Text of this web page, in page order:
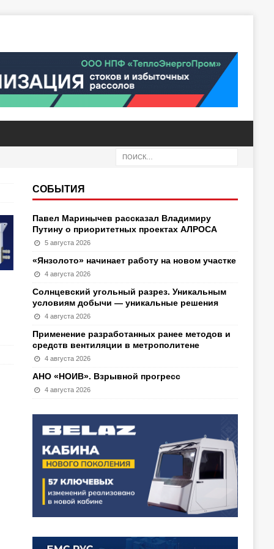
СОБЫТИЯ
Павел Маринычев рассказал Владимиру
Путину о приоритетных проектах АЛРОСА
5 августа 2026
«Янзолото» начинает работу на новом участке
4 августа 2026
Солнцевский угольный разрез. Уникальным
условиям добычи — уникальные решения
4 августа 2026
Применение разработанных ранее методов и
средств вентиляции в метрополитене
4 августа 2026
АНО «НОИВ». Взрывной прогресс
4 августа 2026